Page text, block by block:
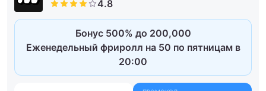
Бонус 500% до 200,000
Еженедельный фриролл на 50 по пятницам в
20:00